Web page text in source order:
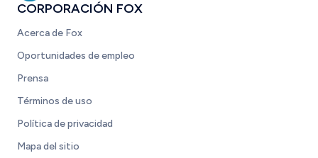
CORPORACIÓN FOX
Acerca de Fox
Oportunidades de empleo
Prensa
Términos de uso
Política de privacidad
Mapa del sitio